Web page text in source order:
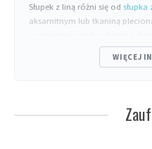
Słupek z liną różni się od słupka
aksamitnym lub tkaniną
Ta konstrukcja nadaje mu
hotelarstwie, muzeach,
najczęściej używane w
WIĘCEJ